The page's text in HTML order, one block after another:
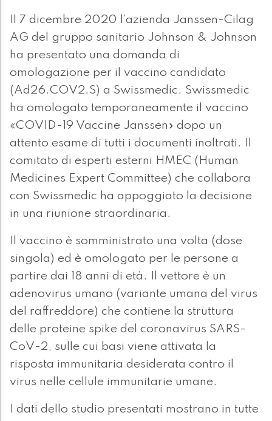
Il 7 dicembre 2020 l’azienda Janssen-Cilag
AG del gruppo sanitario Johnson & Johnson
ha presentato una domanda di
omologazione per il vaccino candidato
(Ad26.COV2.S) a Swissmedic. Swissmedic
ha omologato temporaneamente il vaccino
«COVID-19 Vaccine Janssen» dopo un
attento esame di tutti i documenti inoltrati. Il
comitato di esperti esterni HMEC (Human
Medicines Expert Committee) che collabora
con Swissmedic ha appoggiato la decisione
in una riunione straordinaria.
Il vaccino è somministrato una volta (dose
singola) ed è omologato per le persone a
partire dai 18 anni di età. Il vettore è un
adenovirus umano (variante umana del virus
del raffreddore) che contiene la struttura
delle proteine spike del coronavirus SARS-
CoV-2, sulle cui basi viene attivata la
risposta immunitaria desiderata contro il
virus nelle cellule immunitarie umane.
I dati dello studio presentati mostrano in tutte